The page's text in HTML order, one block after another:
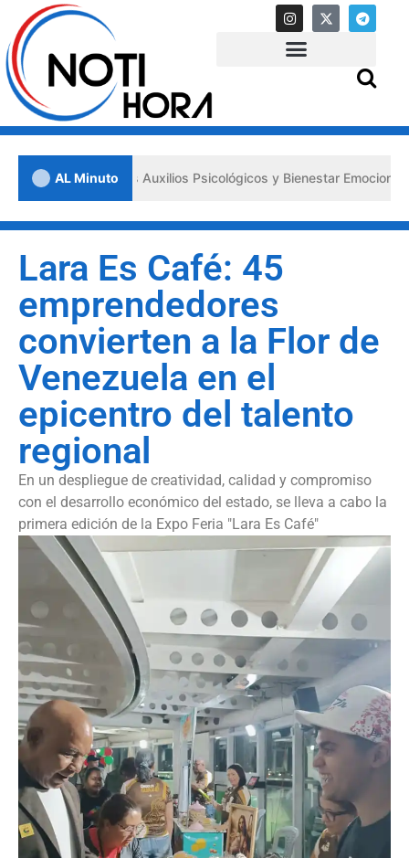
AL Minuto
«Primeros Auxilios Psicológicos y Bienestar Emocional» ante
Lara Es Café: 45
emprendedores
convierten a la Flor de
Venezuela en el
epicentro del talento
regional
En un despliegue de creatividad, calidad y compromiso
con el desarrollo económico del estado, se lleva a cabo la
primera edición de la Expo Feria "Lara Es Café"